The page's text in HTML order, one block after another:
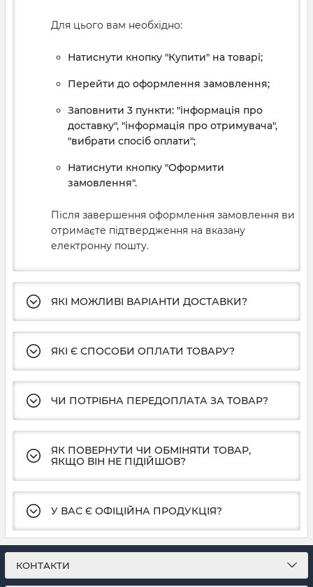
Для цього вам необхідно:
Натиснути кнопку "Купити" на товарі;
Перейти до оформлення замовлення;
Заповнити 3 пункти: "інформація про
доставку", "інформація про отримувача",
"вибрати спосіб оплати";
Натиснути кнопку "Оформити
замовлення".
Після завершення оформлення замовлення ви
отримаєте підтвердження на вказану
електронну пошту.
ЯКІ МОЖЛИВІ ВАРІАНТИ ДОСТАВКИ?
ЯКІ Є СПОСОБИ ОПЛАТИ ТОВАРУ?
ЧИ ПОТРІБНА ПЕРЕДОПЛАТА ЗА ТОВАР?
ЯК ПОВЕРНУТИ ЧИ ОБМІНЯТИ ТОВАР,
ЯКЩО ВІН НЕ ПІДІЙШОВ?
У ВАС Є ОФІЦІЙНА ПРОДУКЦІЯ?
КОНТАКТИ